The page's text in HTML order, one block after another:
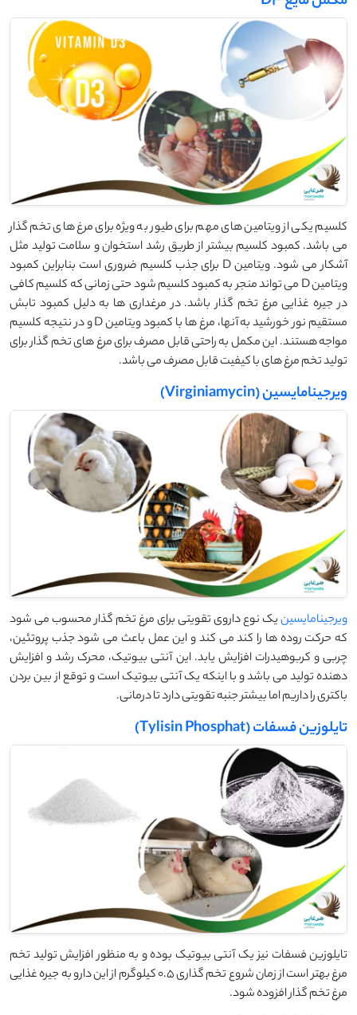
کلسیم یکی از ویتامین های مهم برای طیور به ویژه برای مرغ های تخم گذار
می باشد. کمبود کلسیم بیشتر از طریق رشد استخوان و سلامت تولید مثل
آشکار می شود. ویتامین D برای جذب کلسیم ضروری است بنابراین کمبود
ویتامین D می تواند منجر به کمبود کلسیم شود حتی زمانی که کلسیم کافی
در جیره غذایی مرغ تخم گذار باشد. در مرغداری ها به دلیل کمبود تابش
مستقیم نور خورشید به آنها، مرغ ها با کمبود ویتامین D و در نتیجه کلسیم
مواجه هستند. این مکمل به راحتی قابل مصرف برای مرغ های تخم گذار برای
تولید تخم مرغ های با کیفیت قابل مصرف می باشد.
ویرجینامایسین (Virginiamycin)
ویرجینامایسینیک نوع داروی تقویتی برای مرغ تخم گذار محسوب می شود
که حرکت روده ها را کند می کند و این عمل باعث می شود جذب پروتئین،
چربی و کربوهیدرات افزایش یابد. این آنتی بیوتیک، محرک رشد و افزایش
دهنده تولید می باشد و با اینکه یک آنتی بیوتیک است و توقع از بین بردن
باکتری را داریم اما بیشتر جنبه تقویتی دارد تا درمانی.
تایلوزین فسفات (Tylisin Phosphat)
تایلوزین فسفات نیز یک آنتی بیوتیک بوده و به منظور افزایش تولید تخم
مرغ بهتر است از زمان شروع تخم گذاری 0.5 کیلوگرم از این دارو به جیره غذایی
مرغ تخم گذار افزوده شود.